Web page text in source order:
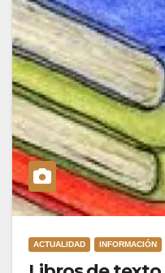
ACTUALIDAD INFORMACIÓN